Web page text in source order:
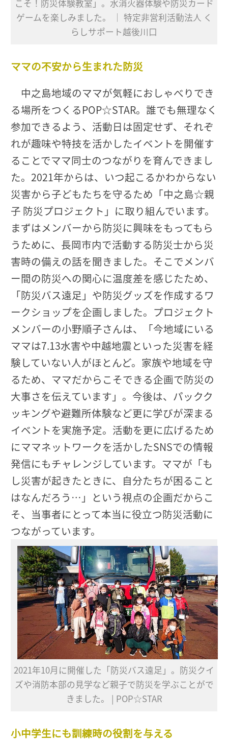
こそ！防災体験教室」。水消火器体験や防災カード
ゲームを楽しみました。 ｜ 特定非営利活動法人 く
らしサポート越後川口
ママの不安から生まれた防災
中之島地域のママが気軽におしゃべりでき
る場所をつくるPOP☆STAR。誰でも無理なく
参加できるよう、活動日は固定せず、それぞ
れが趣味や特技を活かしたイベントを開催す
ることでママ同士のつながりを育んできまし
た。2021年からは、いつ起こるかわからない
災害から子どもたちを守るため「中之島☆親
子 防災プロジェクト」に取り組んでいます。
まずはメンバーから防災に興味をもってもら
うために、長岡市内で活動する防災士から災
害時の備えの話を聞きました。そこでメンバ
ー間の防災への関心に温度差を感じたため、
「防災バス遠足」や防災グッズを作成するワ
ークショップを企画しました。プロジェクト
メンバーの小野順子さんは、「今地域にいる
ママは7.13水害や中越地震といった災害を経
験していない人がほとんど。家族や地域を守
るため、ママだからこそできる企画で防災の
大事さを伝えています」。今後は、パックク
ッキングや避難所体験など更に学びが深まる
イベントを実施予定。活動を更に広げるため
にママネットワークを活かしたSNSでの情報
発信にもチャレンジしています。ママが「も
し災害が起きたときに、自分たちが困ること
はなんだろう…」という視点の企画だからこ
そ、当事者にとって本当に役立つ防災活動に
つながっています。
2021年10月に開催した「防災バス遠足」。防災クイ
ズや消防本部の見学など親子で防災を学ぶことがで
きました。 | POP☆STAR
小中学生にも訓練時の役割を与える